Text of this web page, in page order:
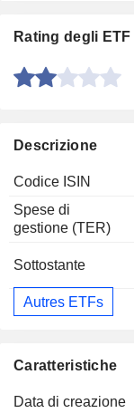
Rating degli ETF
Descrizione
Codice ISIN
Spese di
gestione (TER)
Sottostante
Autres ETFs
Caratteristiche
Data di creazione